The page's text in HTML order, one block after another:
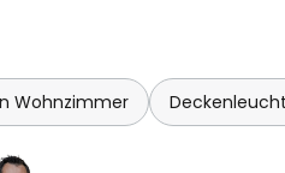
Wohnzimmer